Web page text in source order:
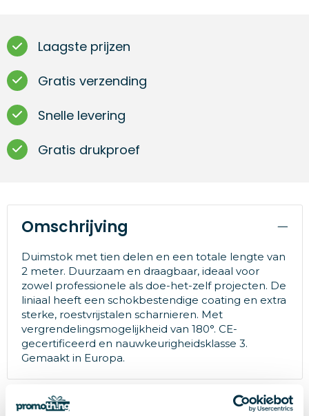
Laagste prijzen
Gratis verzending
Snelle levering
Gratis drukproef
Omschrijving
Duimstok met tien delen en een totale lengte van
2 meter. Duurzaam en draagbaar, ideaal voor
zowel professionele als doe-het-zelf projecten. De
liniaal heeft een schokbestendige coating en extra
sterke, roestvrijstalen scharnieren. Met
vergrendelingsmogelijkheid van 180°. CE-
gecertificeerd en nauwkeurigheidsklasse 3.
Gemaakt in Europa.